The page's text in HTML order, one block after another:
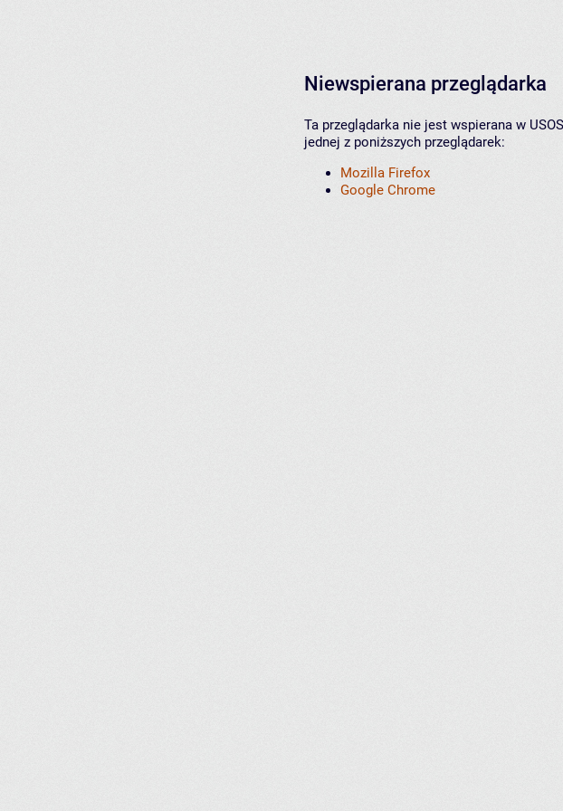
Niewspierana przeglądarka
Ta przeglądarka nie jest wspierana w
jednej z poniższych przeglądarek:
Mozilla Firefox
Google Chrome